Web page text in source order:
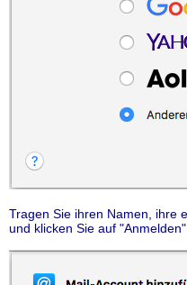
Tragen Sie ihren Namen, ihre
und klicken Sie auf